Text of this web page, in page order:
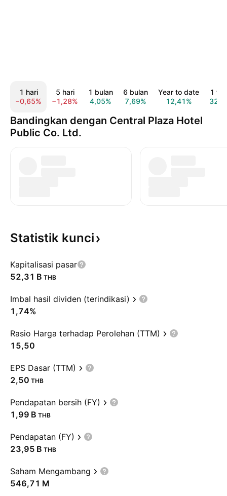
1 hari
−0,65%
5 hari
−1,28%
1 bulan
4,05%
6 bulan
7,69%
Year to date
12,41%
1
Bandingkan dengan Central Plaza Hotel
Public Co. Ltd.
Statistik kunci
Kapitalisasi pasar
‪52,31 B‬ THB
Imbal hasil dividen (terindikasi)
1,74%
Rasio Harga terhadap Perolehan (TTM)
15,50
EPS Dasar (TTM)
2,50 THB
Pendapatan bersih (FY)
‪1,99 B‬ THB
Pendapatan (FY)
‪23,95 B‬ THB
Saham Mengambang
‪546,71 M‬